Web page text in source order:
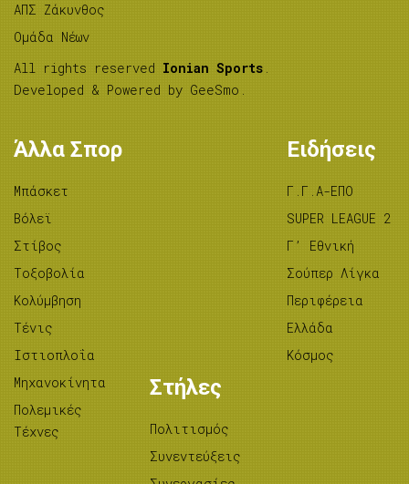
ΑΠΣ Ζάκυνθος
Ομάδα Νέων
All rights reserved Ionian Sports .
Developed & Powered by GeeSmo .
Άλλα Σπορ
Μπάσκετ
Βόλεϊ
Στίβος
Tοξοβολία
Κολύμβηση
Τένις
Ιστιοπλοΐα
Μηχανοκίνητα
Πολεμικές
Τέχνες
Ειδήσεις
Γ.Γ.Α-ΕΠΟ
SUPER LEAGUE 2
Γ’ Εθνική
Σούπερ Λίγκα
Περιφέρεια
Ελλάδα
Κόσμος
Στήλες
Πολιτισμός
Συνεντεύξεις